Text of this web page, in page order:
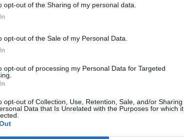
opt-out of the Sharing of my personal data.
opt-out of the Sale of my Personal Data.
opt-out of processing my Personal Data for Targeted
opt-out of Collection, Use, Retention, Sale, and/or Sharing
Data that Is Unrelated with the Purposes for which it
daugiabučiame gyvenamajame
balkonas.
degė atvira liepsna.
žmogų ir perdavė greitosios